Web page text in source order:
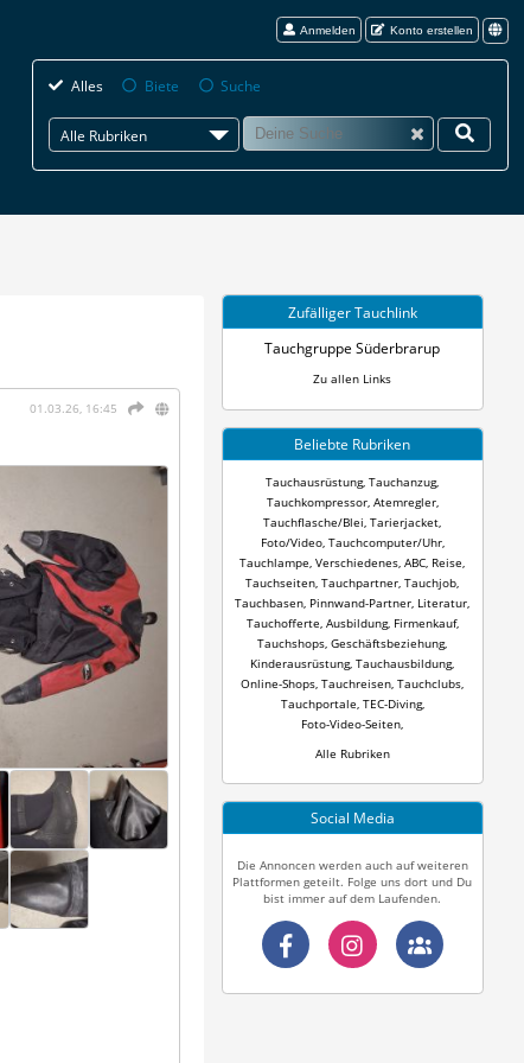
Anmelden Konto erstellen
Alles Biete Suche
Alle Rubriken
01.03.26, 16:45
Zufälliger Tauchlink
Tauchgruppe Süderbrarup
Zu allen Links
Beliebte Rubriken
Tauchausrüstung, Tauchanzug,
Tauchkompressor, Atemregler,
Tauchflasche/Blei Tarierjacket
Foto/Video, Tauchcomputer/Uhr,
Tauchlampe Verschiedenes ABC Reise
Tauchseiten Tauchpartner Tauchjob
Tauchbasen Pinnwand-Partner Literatur
Tauchofferte Ausbildung, Firmenkauf,
Tauchshops Geschäftsbeziehung,
Kinderausrüstung, Tauchausbildung,
Online-Shops Tauchreisen Tauchclubs
Tauchportale TEC-Diving,
Foto-Video-Seiten
Alle Rubriken
Social Media
Die Annoncen werden auch auf weiteren
Plattformen geteilt. Folge uns dort und Du
bist immer auf dem Laufenden.